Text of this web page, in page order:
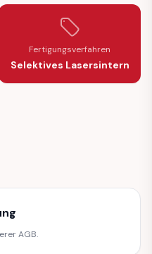
Fertigungsverfahren
Selektives Lasersintern
AGB.